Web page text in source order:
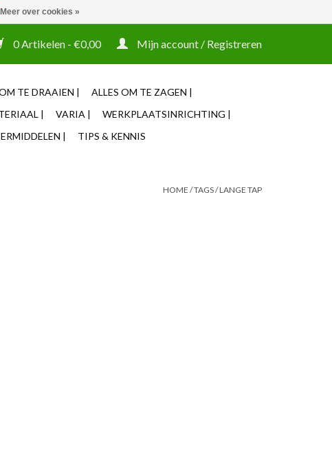
0 Artikelen - €0,00 Mijn account / Registreren
TE DRAAIEN |
ALLES OM TE ZAGEN |
| VARIA |
WERKPLAATSINRICHTING |
| TIPS & KENNIS
HOME /TAGS/LANGE TAP
Meer over cookies »
tooling ook machines Zakelijke login mogelijk